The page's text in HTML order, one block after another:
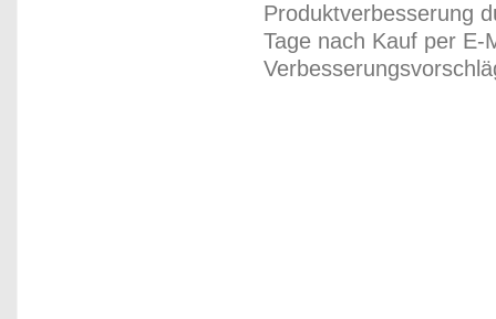
Produktverbesserung
Tage nach Kauf per E-